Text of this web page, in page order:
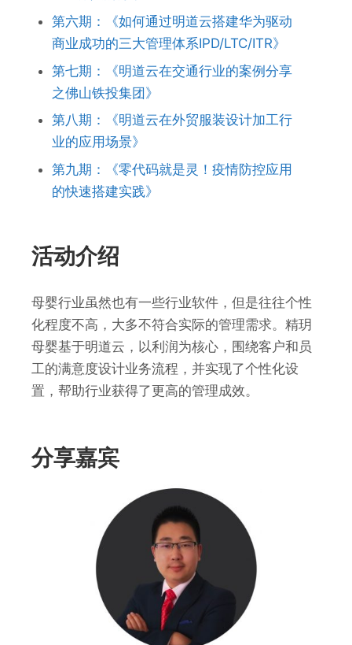
第六期：《如何通过明道云搭建华为驱动
商业成功的三大管理体系IPD/LTC/ITR》
第七期：《明道云在交通行业的案例分享
之佛山铁投集团》
第八期：《明道云在外贸服装设计加工行
业的应用场景》
第九期：《零代码就是灵！疫情防控应用
的快速搭建实践》
活动介绍
母婴行业虽然也有一些行业软件，但是往往个性
化程度不高，大多不符合实际的管理需求。精玥
母婴基于明道云，以利润为核心，围绕客户和员
工的满意度设计业务流程，并实现了个性化设
置，帮助行业获得了更高的管理成效。
分享嘉宾